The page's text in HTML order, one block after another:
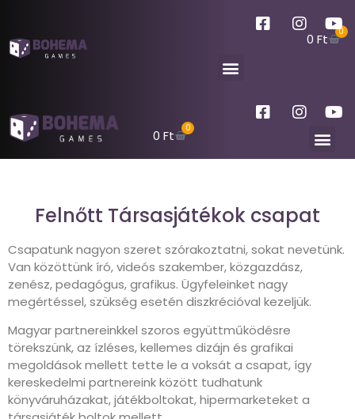
0 Ft 0
0Ft 0
Felnőtt Társasjátékok csapat
Csapatunk nagyon szeret szórakoztatni, sokat nevetünk.
Van közöttünk író, videós szakember, közgazdász,
zenész, pedagógus, grafikus. Ügyfeleinket nagy
megértéssel, szükség esetén diszkrécióval kezeljük.
Magyar partnereinkkel szoros együttműködésre
törekszünk, az ízléses, kellemes dizájn és grafikai
megoldások mellett tette le a voksát a csapat, így
kereskedelmi partnereink között tudhatunk
könyváruházakat, játékboltokat, hipermarketeket a